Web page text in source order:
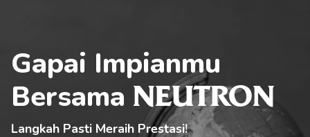
Gapai Impianmu
Bersama NEUTRON
Langkah Pasti Meraih Prestasi!